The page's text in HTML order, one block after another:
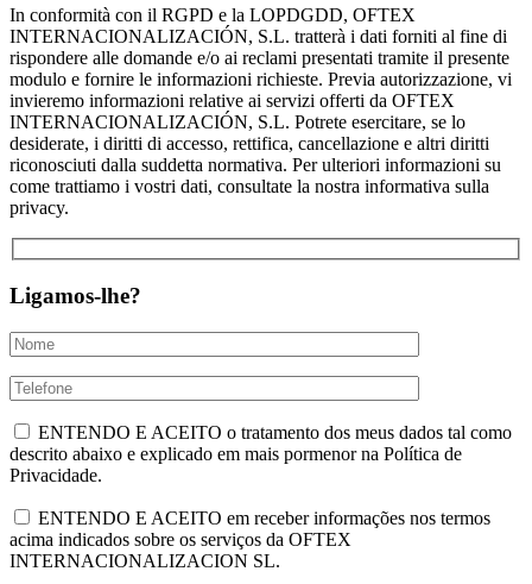
In conformità con il RGPD e la LOPDGDD, OFTEX
INTERNACIONALIZACIÓN, S.L. tratterà i dati forniti al fine di
rispondere alle domande e/o ai reclami presentati tramite il presente
modulo e fornire le informazioni richieste. Previa autorizzazione, vi
invieremo informazioni relative ai servizi offerti da OFTEX
INTERNACIONALIZACIÓN, S.L. Potrete esercitare, se lo
desiderate, i diritti di accesso, rettifica, cancellazione e altri diritti
riconosciuti dalla suddetta normativa. Per ulteriori informazioni su
come trattiamo i vostri dati, consultate la nostra informativa sulla
privacy.
Ligamos-lhe?
ENTENDO E ACEITO o tratamento dos meus dados tal como
descrito abaixo e explicado em mais pormenor na Política de
Privacidade.
ENTENDO E ACEITO em receber informações nos termos
acima indicados sobre os serviços da OFTEX
INTERNACIONALIZACION SL.